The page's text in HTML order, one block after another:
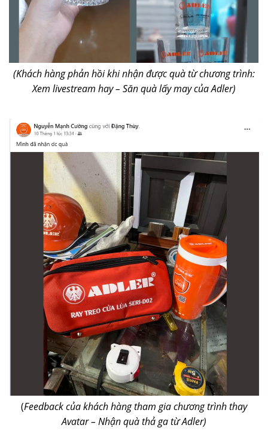
(Khách hàng phản hồi khi nhận được quà từ chương trình:
Xem livestream hay – Săn quà lấy may của Adler)
(Feedback của khách hàng tham gia chương trình thay
Avatar – Nhận quà thả ga từ Adler)